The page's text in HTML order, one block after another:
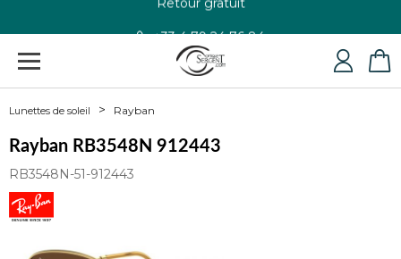
Lunettes de soleil Rayban
Rayban RB3548N 912443
RB3548N-51-912443